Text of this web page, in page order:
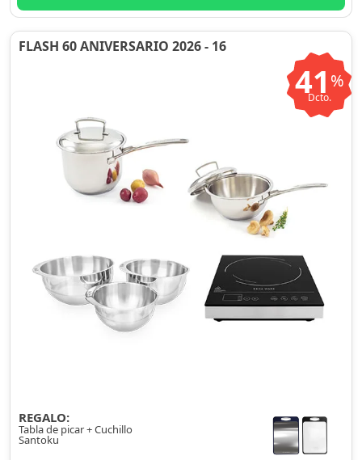
FLASH 60 ANIVERSARIO 2026 - 16
41 %
Dcto.
REGALO:
Tabla de picar + Cuchillo
Santoku